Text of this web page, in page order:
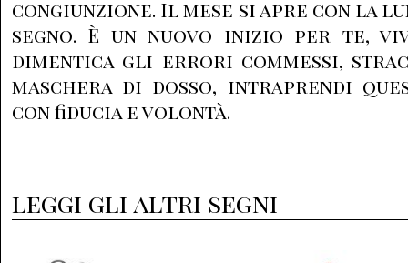
congiunzione. Il mese si apre con la
segno. È un nuovo inizio per te,
dimentica gli errori commessi,
maschera di dosso, intraprendi
con fiducia e volontà.
leggi gli altri segni